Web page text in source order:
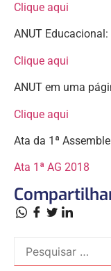
Clique aqui
ANUT Educacional:
Clique aqui
ANUT em uma
Clique aqui
Ata da 1ª
Ata 1ª AG 2018